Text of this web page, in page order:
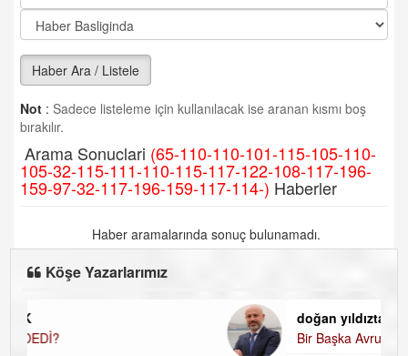
Haber Ara / Listele
Not : Sadece listeleme için kullanılacak ise aranan kısmı boş
bırakılır.
Arama Sonuclari (65-110-110-101-115-105-110-
105-32-115-111-110-115-117-122-108-117-196-
159-97-32-117-196-159-117-114-) Haberler
Haber aramalarında sonuç bulunamadı.
Köşe Yazarlarımız
Bir Başka Avrupa!